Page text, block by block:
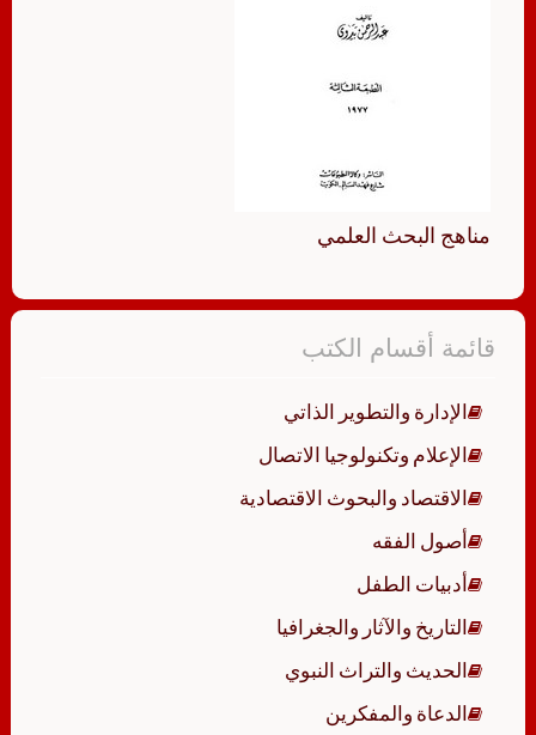
مناهج البحث العلمي
قائمة أقسام الكتب
الإدارة والتطوير الذاتي
الإعلام وتكنولوجيا الاتصال
الاقتصاد والبحوث الاقتصادية
أصول الفقه
أدبيات الطفل
التاريخ والآثار والجغرافيا
الحديث والتراث النبوي
الدعاة والمفكرين